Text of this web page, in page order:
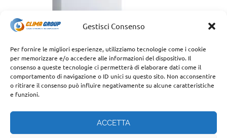
Gestisci Consenso
Per fornire le migliori esperienze, utilizziamo tecnologie come i cookie
per memorizzare e/o accedere alle informazioni del dispositivo. Il
consenso a queste tecnologie ci permetterà di elaborare dati come il
comportamento di navigazione o ID unici su questo sito. Non acconsentire
o ritirare il consenso può influire negativamente su alcune caratteristiche
e funzioni.
ACCETTA